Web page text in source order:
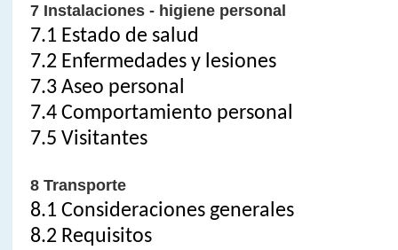
7 Instalaciones - higiene personal
7.1 Estado de salud
7.2 Enfermedades y lesiones
7.3 Aseo personal
7.4 Comportamiento personal
7.5 Visitantes
8 Transporte
8.1 Consideraciones generales
8.2 Requisitos